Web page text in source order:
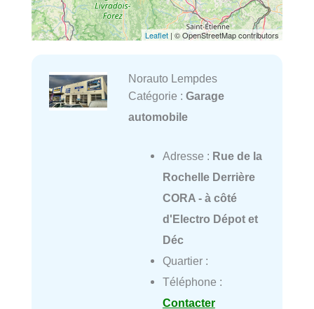
Leaflet | © OpenStreetMap contributors
Norauto Lempdes
Catégorie : Garage
automobile
Adresse : Rue de la
Rochelle Derrière
CORA - à côté
d'Electro Dépot et
Déc
Quartier :
Téléphone :
Contacter